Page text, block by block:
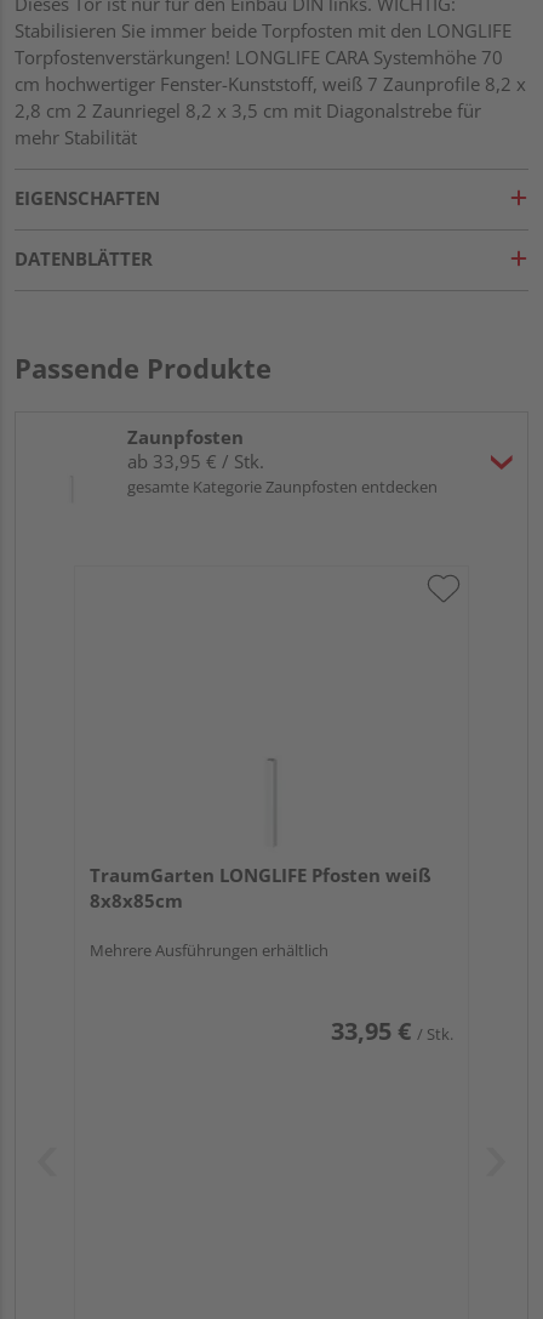
Stabilisieren Sie immer beide Torpfosten mit den LONGLIFE
Torpfostenverstärkungen! LONGLIFE CARA Systemhöhe 70
cm hochwertiger Fenster-Kunststoff, weiß 7 Zaunprofile 8,2 x
2,8 cm 2 Zaunriegel 8,2 x 3,5 cm mit Diagonalstrebe für
mehr Stabilität
EIGENSCHAFTEN
DATENBLÄTTER
Passende Produkte
Zaunpfosten
ab 33,95 € / Stk.
gesamte Kategorie Zaunpfosten entdecken
TraumGarten LONGLIFE Pfosten weiß
8x8x85cm
Mehrere Ausführungen erhältlich
33,95 € / Stk.